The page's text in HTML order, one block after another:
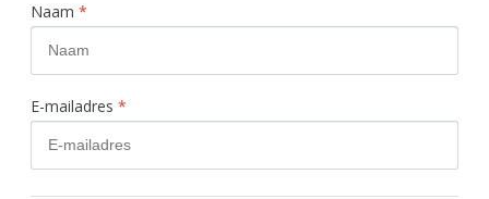
Naam *
E-mailadres *